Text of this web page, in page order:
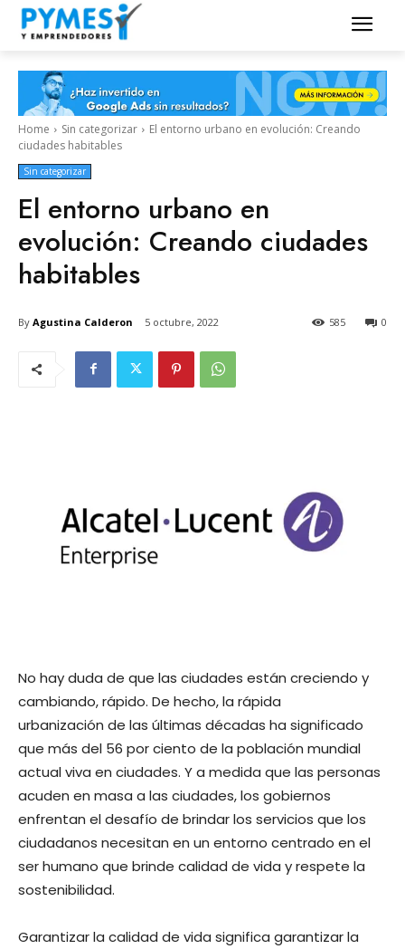
Home Sin categorizar
El entorno urbano en evolución: Creando
ciudades habitables
Sin categorizar
El entorno urbano en
evolución: Creando ciudades
habitables
By Agustina Calderon 5 octubre, 2022 0
585
No hay duda de que las ciudades están creciendo y
cambiando, rápido. De hecho, la rápida
urbanización de las últimas décadas ha significado
que más del 56 por ciento de la población mundial
actual viva en ciudades. Y a medida que las personas
acuden en masa a las ciudades, los gobiernos
enfrentan el desafío de brindar los servicios que los
ciudadanos necesitan en un entorno centrado en el
ser humano que brinde calidad de vida y respete la
sostenibilidad.
Garantizar la calidad de vida significa garantizar la